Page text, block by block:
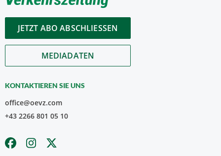
JETZT ABO ABSCHLIESSEN
MEDIADATEN
KONTAKTIEREN SIE UNS
office@oevz.com
+43 2266 801 05 10